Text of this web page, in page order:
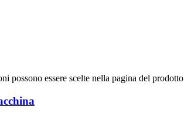
possono essere scelte nella pagina del prodotto